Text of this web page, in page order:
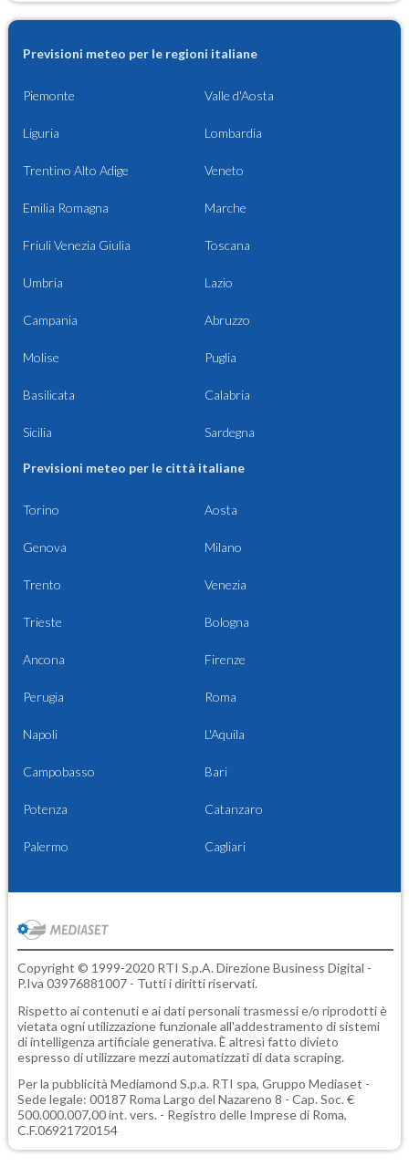
Previsioni meteo per le regioni italiane
Piemonte Valle d'Aosta
Liguria Lombardia
Trentino Alto Adige Veneto
Emilia Romagna Marche
Friuli Venezia Giulia Toscana
Umbria Lazio
Campania Abruzzo
Molise Puglia
Basilicata Calabria
Sicilia Sardegna
Previsioni meteo per le città italiane
Torino Aosta
Genova Milano
Trento Venezia
Trieste Bologna
Ancona Firenze
Perugia Roma
Napoli L'Aquila
Campobasso Bari
Potenza Catanzaro
Palermo Cagliari
Copyright © 1999-2020 RTI S.p.A. Direzione Business Digital -
P.Iva 03976881007 - Tutti i diritti riservati.
Rispetto ai contenuti e ai dati personali trasmessi e/o riprodotti è
vietata ogni utilizzazione funzionale all'addestramento di sistemi
di intelligenza artificiale generativa. È altresì fatto divieto
espresso di utilizzare mezzi automatizzati di data scraping.
Per la pubblicità Mediamond S.p.a. RTI spa, Gruppo Mediaset -
Sede legale: 00187 Roma Largo del Nazareno 8 - Cap. Soc. €
500.000.007,00 int. vers. - Registro delle Imprese di Roma,
C.F.06921720154